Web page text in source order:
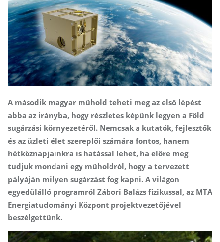
A második magyar műhold teheti meg az első lépést
abba az irányba, hogy részletes képünk legyen a Föld
sugárzási környezetéről. Nemcsak a kutatók, fejlesztők
és az üzleti élet szereplői számára fontos, hanem
hétköznapjainkra is hatással lehet, ha előre meg
tudjuk mondani egy műholdról, hogy a tervezett
pályáján milyen sugárzást fog kapni. A világon
egyedülálló programról Zábori Balázs fizikussal, az MTA
Energiatudományi Központ projektvezetőjével
beszélgettünk.